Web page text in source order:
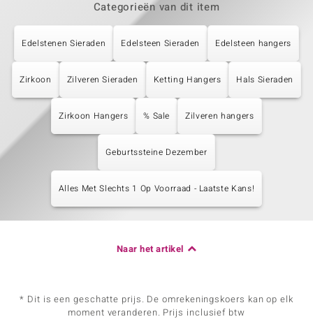
Categorieën van dit item
Edelstenen Sieraden Edelsteen Sieraden Edelsteen hangers
Zirkoon Zilveren Sieraden Ketting Hangers Hals Sieraden
Zirkoon Hangers % Sale Zilveren hangers
Geburtssteine Dezember
Alles Met Slechts 1 Op Voorraad - Laatste Kans!
Naar het artikel
* Dit is een geschatte prijs. De omrekeningskoers kan op elk
moment veranderen. Prijs inclusief btw